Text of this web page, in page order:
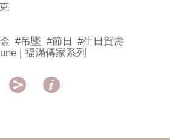
#吊墜 #節日
#生日賀壽
| 福滿傳家系列
 